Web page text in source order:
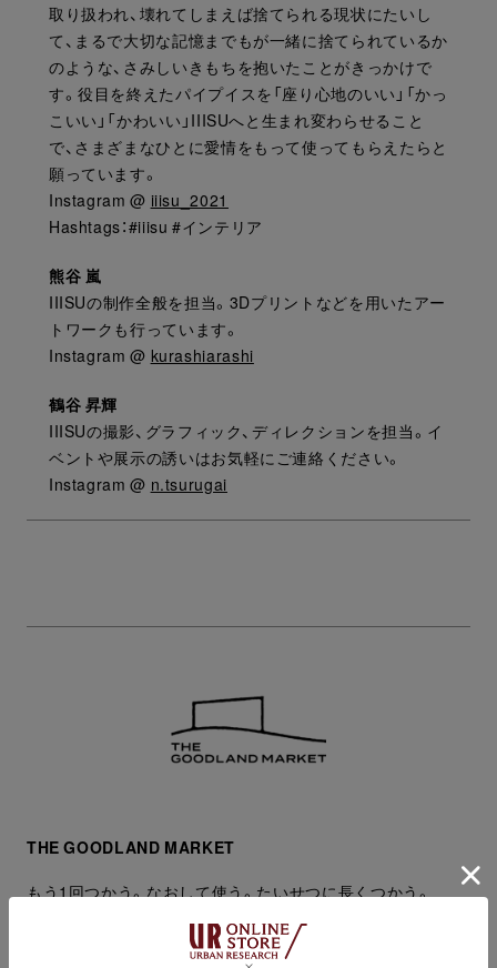
取り扱われ、壊れてしまえば捨てられる現状にたいし
て、まるで大切な記憶までもが一緒に捨てられているか
のような、さみしいきもちを抱いたことがきっかけで
す。役目を終えたパイプイスを「座り心地のいい」「かっ
こいい」「かわいい」IIISUへと生まれ変わらせること
で、さまざまなひとに愛情をもって使ってもらえたらと
願っています。
Instagram @ iiisu_2021
Hashtags：#iiisu #インテリア
熊谷 嵐
IIISUの制作全般を担当。3Dプリントなどを用いたアー
トワークも行っています。
Instagram @ kurashiarashi
鶴谷 昇輝
IIISUの撮影、グラフィック、ディレクションを担当。イ
ベントや展示の誘いはお気軽にご連絡ください。
Instagram @ n.tsurugai
THE GOODLAND MARKET
もう1回つかう。なおして使う。たいせつに長くつかう。
環境や人にやさしいアイテムをあなたにも。
「いまのそれではなく、まだ見ぬそれを共創するマーケット」